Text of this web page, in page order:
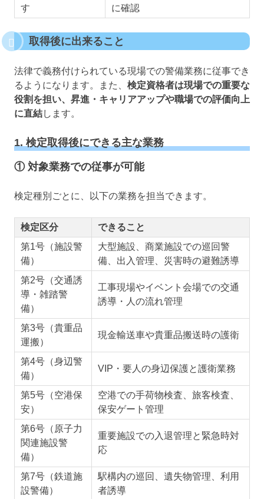
す
に確認
取得後に出来ること
法律で義務付けられている現場での警備業務に従事でき
るようになります。また、 検定資格者は現場での重要な
役割を担い、昇進・キャリアアップや職場での評価向上
に直結します。
1. 検定取得後にできる主な業務
① 対象業務での従事が可能
検定種別ごとに、以下の業務を担当できます。
検定区分
できること
第1号（施設警
備）
大型施設、商業施設での巡回警
備、出入管理、災害時の避難誘導
第2号（交通誘
導・雑踏警
備）
工事現場やイベント会場での交通
誘導・人の流れ管理
第3号（貴重品
運搬）
現金輸送車や貴重品搬送時の護衛
第4号（身辺警
備）
VIP・要人の身辺保護と護衛業務
第5号（空港保
安）
空港での手荷物検査、旅客検査、
保安ゲート管理
第6号（原子力
関連施設警
備）
重要施設での入退管理と緊急時対
応
第7号（鉄道施
設警備）
駅構内の巡回、遺失物管理、利用
者誘導